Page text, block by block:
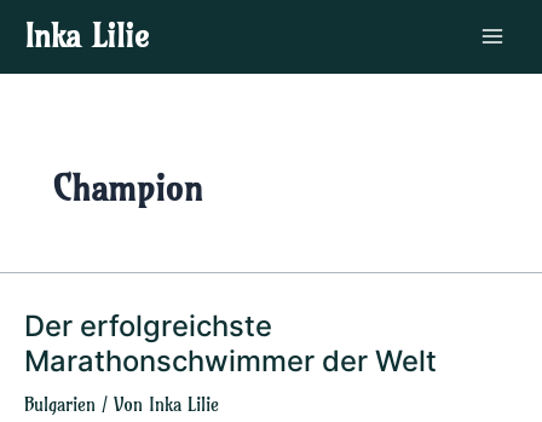
Inhalt
springen
Inka Lilie
Main
Menu
Champion
Der erfolgreichste
Marathonschwimmer der Welt
Bulgarien / Von Inka Lilie
Der
erfolgreichste
Marathonschwimmer
der